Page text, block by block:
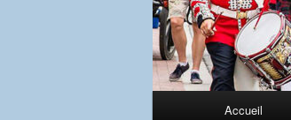
Accueil